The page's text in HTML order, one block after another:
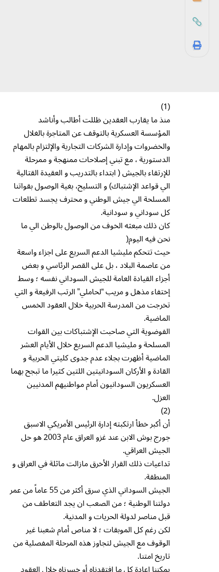
(1)
منذ ما يقارب العقدين ظللت أطالب وأناشد
المؤسسة العسكرية بالتوقف عن المتاجرة بالغلال
والخضروات وإدارة الشركات التجارية والإلتزام بالمهام
الدستورية ، مع تبني إصلاحات ممنهجة و ممرحلة
للإرتقاء بالجيش ( ابتداء بالتدريب و العقيدة القتالية
الي قواعد الإشتباك) و التسليح، بغية الوصول بقواتنا
المسلحة الي جيش الوطني و محترف يجسد تطلعات
كل سوداني و سودانية.
كان ذلك مبعثه الخوف من الوصول بالوطن الي ما
نحن فيه اليوم(
حيث تتحكم مليشيا الدعم السريع على اجزاء واسعة
من عاصمة البلاد ، بل على القصر الرئاسي و بعض
أجزاء القيادة العامة للجيش السوداني نفسه ؛ وسط
إختفاء مذهل و مريب “لحاملي” الرتب الرفيعة و التي
تخرجت من المدرسة الحربية خلال العقود الخمس
الماضية.
الفوضوية التي صاحبت الإشتباكات بين القوات
المسلحة و مليشيا الدعم السريع خلال الأيام العشر
الماضية أظهرت بجلاء عدم جدوى كليتي الحربية و
القادة و الأركان السودانيتين اللتين كثيرا ما تبجح بهما
العسكريون السودانيون أمام مواطنيهم المدنيين
العزل.
(2)
أن أكبر خطأ ارتكبته إدارة الرئيس الأمريكي الاسبق
جورج بوش الابن عند غزو العراق عام 2003 هو حل
الجيش العراقي.
تداعيات ذلك القرار الأخرق مازالت ماثلة في العراق و
المنطقة.
الجيش السوداني الذي سرق أكثر من 55 عاماً من عمر
دولتنا الوطنية ؛ من الصعب ان يجد التعاطف من
قبل مناصر لدولة الحريات و المدنية.
لكن رغم كل الموبقات ؛ لا مناص أمام شعبنا غير
الوقوف مع الجيش لتجاوز هذه المرحلة المفصلية من
تاريخ امتنا.